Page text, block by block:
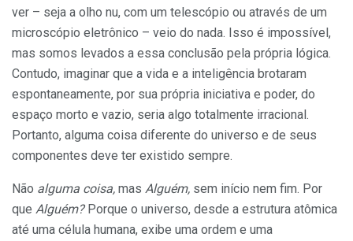
ver – seja a olho nu, com um telescópio ou através de um
microscópio eletrônico – veio do nada. Isso é impossível,
mas somos levados a essa conclusão pela própria lógica.
Contudo, imaginar que a vida e a inteligência brotaram
espontaneamente, por sua própria iniciativa e poder, do
espaço morto e vazio, seria algo totalmente irracional.
Portanto, alguma coisa diferente do universo e de seus
componentes deve ter existido sempre.
Não alguma coisa, mas Alguém, sem início nem fim. Por
que Alguém?Porque o universo, desde a estrutura atômica
até uma célula humana, exibe uma ordem e uma